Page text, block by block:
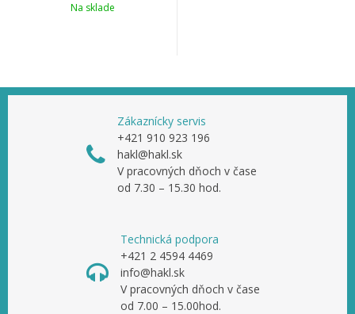
Na sklade
Zákaznícky servis
+421 910 923 196
hakl@hakl.sk
V pracovných dňoch v čase
od 7.30 – 15.30 hod.
Technická podpora
+421 2 4594 4469
info@hakl.sk
V pracovných dňoch v čase
od 7.00 – 15.00hod.